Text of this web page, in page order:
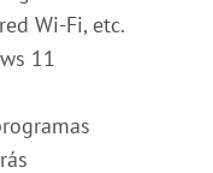
Wi-Fi, etc.
11